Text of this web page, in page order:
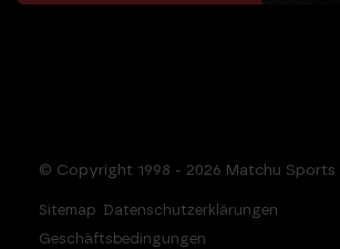
© Copyright 1998 - 2026 Matchu Sports
Sitemap Datenschutzerklärungen
Geschäftsbedingungen